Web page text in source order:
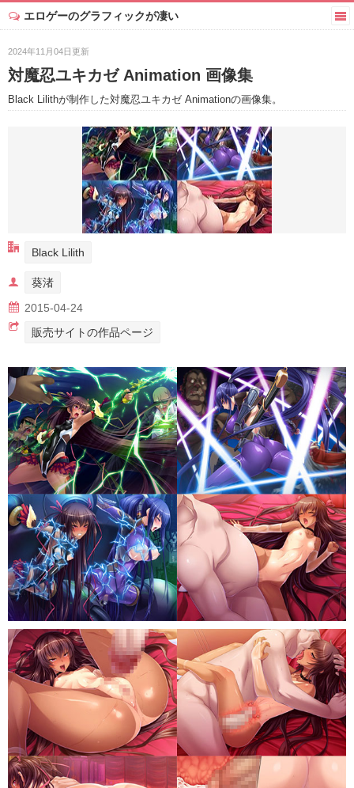
エロゲーのグラフィックが凄い
2024年11月04日更新
対魔忍ユキカゼ Animation 画像集
Black Lilithが制作した対魔忍ユキカゼ Animationの画像集。
Black Lilith
葵渚
2015-04-24
販売サイトの作品ページ